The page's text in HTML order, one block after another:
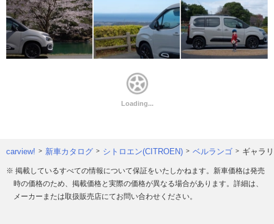
carview! 新車カタログ シトロエン(CITROEN) ベルランゴ ギャラ
※ 掲載しているすべての情報について保証をいたしかねます。新車価格は発売
時の価格のため、掲載価格と実際の価格が異なる場合があります。詳細は、
メーカーまたは取扱販売店にてお問い合わせください。